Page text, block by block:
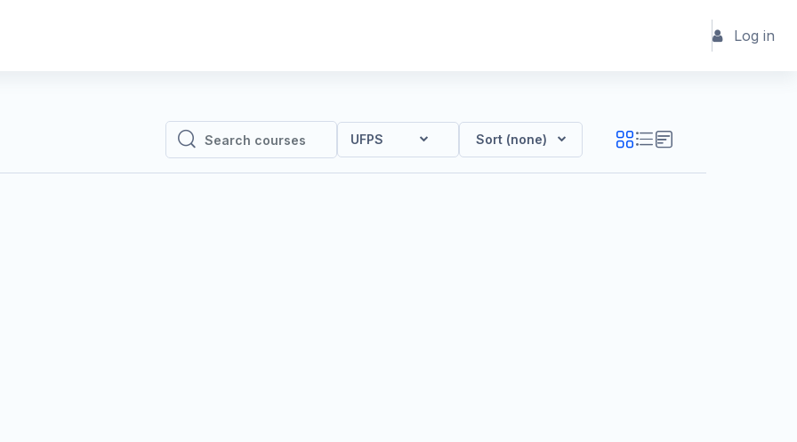
Log in
Search courses
Search courses
UFPS Sort (none)